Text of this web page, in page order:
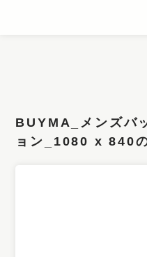
フィルター
BUYMA_メンズバ
ョン_1080 x 840